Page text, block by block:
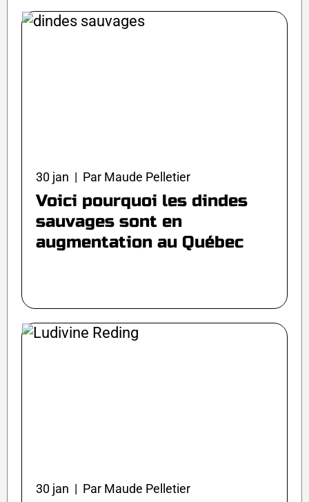
30 jan | Par Maude Pelletier
Voici pourquoi les dindes
sauvages sont en
augmentation au Québec
30 jan | Par Maude Pelletier